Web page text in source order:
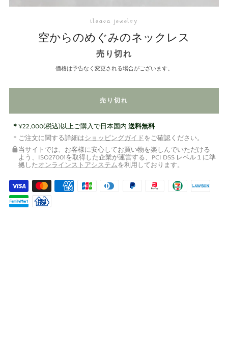
ileava jewelry
空からのめぐみのネックレス
売り切れ
価格は予告なく変更される場合がございます。
売り切れ
¥22,000(税込)以上ご購入で日本国内 送料無料
ご注文に関する詳細はショッピングガイド をご確認ください。
当サイトでは、お客様に安心してお買い物を楽しんでいただける
よう、ISO27001を取得した企業が運営する、PCI DSS レベル１に準
拠した オンラインストアシステム を利用しております。